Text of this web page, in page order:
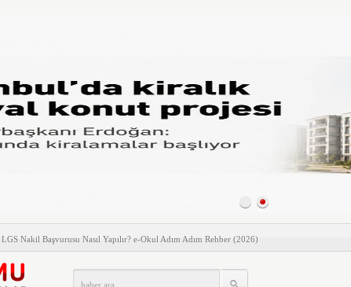
LGS Nakil Başvurusu Nasıl Yapılır? e-Okul Adım Adım Rehber (2026)
MEB LGS 2026 SONUÇ SORGULAMA EKRANI! LGS Sınav Sonuçları MEB Tarafından
Açıklandı! Liselere Geçiş Sınavı (LGS) (meb.gov.tr) Sonuç Sorgulama Ekranı